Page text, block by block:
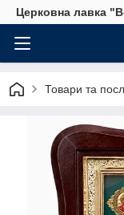
Церковна лавка
Товари та